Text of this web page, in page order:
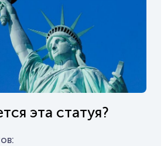
эта статуя?